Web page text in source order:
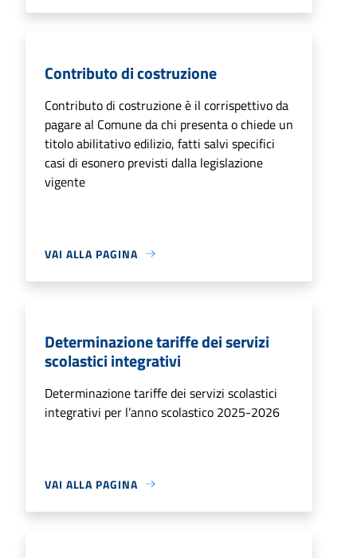
Contributo di costruzione
Contributo di costruzione è il corrispettivo da
pagare al Comune da chi presenta o chiede un
titolo abilitativo edilizio, fatti salvi specifici
casi di esonero previsti dalla legislazione
vigente
VAI ALLA PAGINA
Determinazione tariffe dei servizi
scolastici integrativi
Determinazione tariffe dei servizi scolastici
integrativi per l’anno scolastico 2025-2026
VAI ALLA PAGINA